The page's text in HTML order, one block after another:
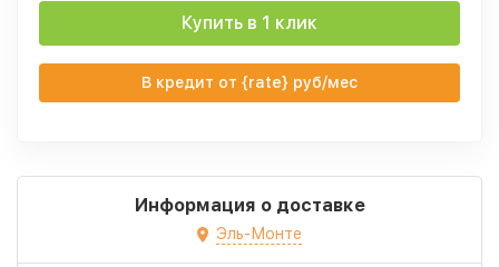
Купить в 1 клик
В кредит от {rate} руб/мес
Информация о доставке
Эль-Монте